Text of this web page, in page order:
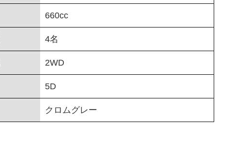
660cc
4名
2WD
5D
クロムグレー